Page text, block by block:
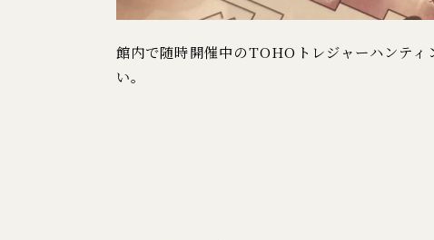
館内で随時開催中のTOHOトレジャーハンテ
い。